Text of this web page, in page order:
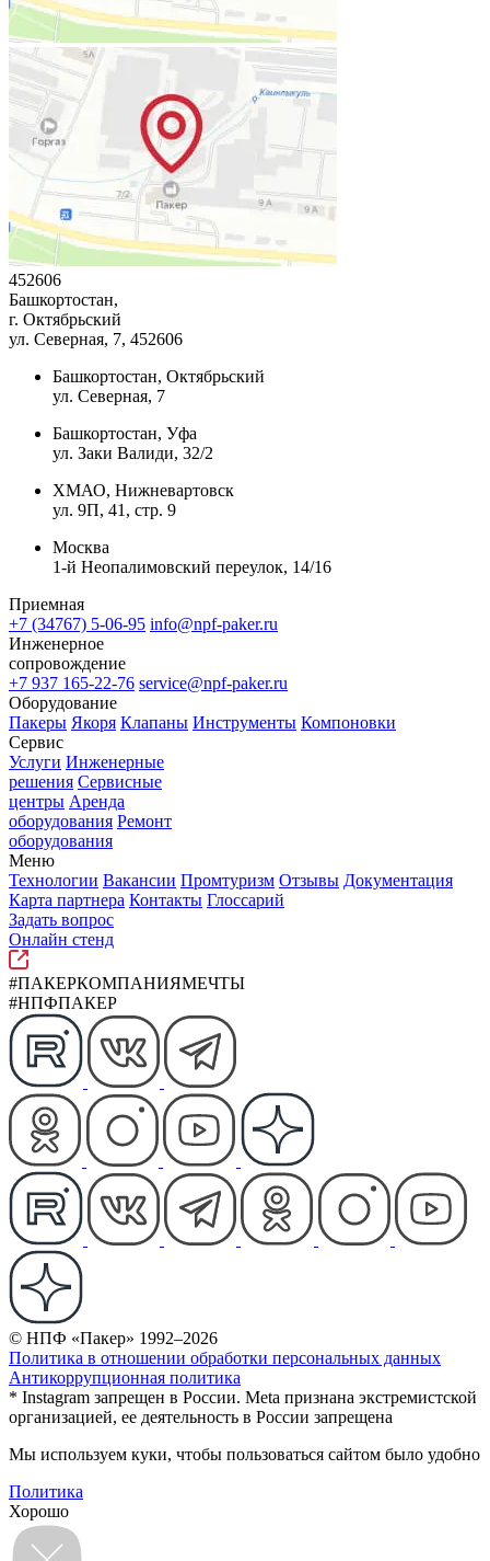
452606
Башкортостан,
г. Октябрьский
ул. Северная, 7, 452606
Башкортостан, Октябрьский
ул. Северная, 7
Башкортостан, Уфа
ул. Заки Валиди, 32/2
ХМАО, Нижневартовск
ул. 9П, 41, стр. 9
Москва
1-й Неопалимовский переулок, 14/16
Приемная
+7 (34767) 5-06-95 info@npf-paker.ru
Инженерное
сопровождение
+7 937 165-22-76 service@npf-paker.ru
Оборудование
Пакеры Якоря Клапаны Инструменты Компоновки
Сервис
Услуги Инженерные
решения Сервисные
центры Аренда
оборудования Ремонт
оборудования
Меню
Технологии Вакансии Промтуризм Отзывы Документация
Карта партнера Контакты Глоссарий
Задать вопрос
Онлайн стенд
#ПАКЕРКОМПАНИЯМЕЧТЫ
#НПФПАКЕР
© НПФ «Пакер» 1992–2026
Политика в отношении обработки персональных данных
Антикоррупционная политика
* Instagram запрещен в России. Meta признана экстремистской
организацией, ее деятельность в России запрещена
Мы используем куки, чтобы пользоваться сайтом было удобно
Политика
Хорошо